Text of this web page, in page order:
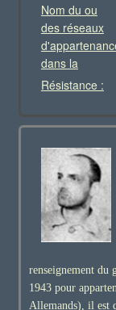
Nom du ou
des réseaux
dans la
Résistance :
renseignement du
1943 pour
Allemands), il est